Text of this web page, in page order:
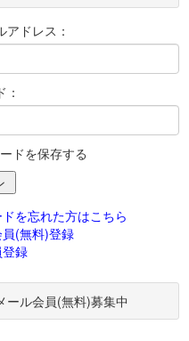
アドレス：
ドを保存する
を忘れた方はこちら
員(無料)登録
録
ール会員(無料)募集中